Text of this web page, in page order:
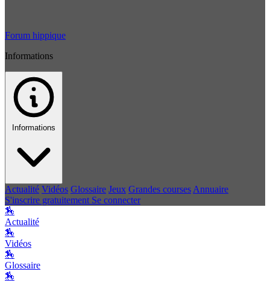
Forum hippique
Informations
Informations
Actualité Vidéos Glossaire Jeux Grandes courses Annuaire
S'inscrire gratuitement Se connecter
🏇
Actualité
🏇
Vidéos
🏇
Glossaire
🏇